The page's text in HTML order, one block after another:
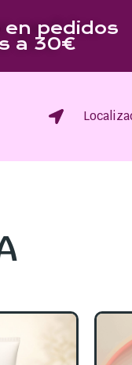
en pedidos
a 30€